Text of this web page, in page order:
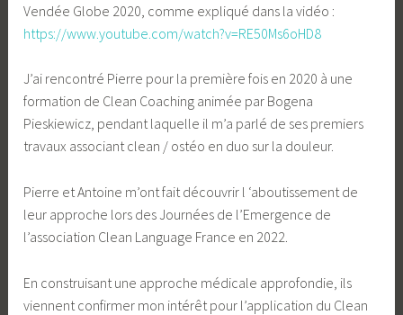
Vendée Globe 2020, comme expliqué dans la vidéo :
https://www.youtube.com/watch?v=RE50Ms6oHD8
J’ai rencontré Pierre pour la première fois en 2020 à une
formation de Clean Coaching animée par Bogena
Pieskiewicz, pendant laquelle il m’a parlé de ses premiers
travaux associant clean / ostéo en duo sur la douleur.
Pierre et Antoine m’ont fait découvrir l ‘aboutissement de
leur approche lors des Journées de l’Emergence de
l’association Clean Language France en 2022.
En construisant une approche médicale approfondie, ils
viennent confirmer mon intérêt pour l’application du Clean